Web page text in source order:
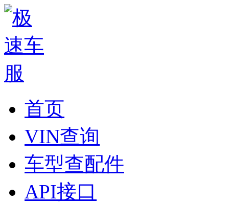
首页
VIN查询
车型查配件
API接口